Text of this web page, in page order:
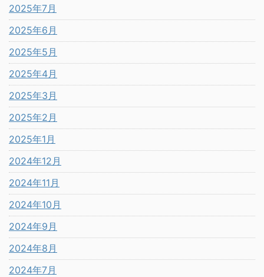
2025年7月
2025年6月
2025年5月
2025年4月
2025年3月
2025年2月
2025年1月
2024年12月
2024年11月
2024年10月
2024年9月
2024年8月
2024年7月